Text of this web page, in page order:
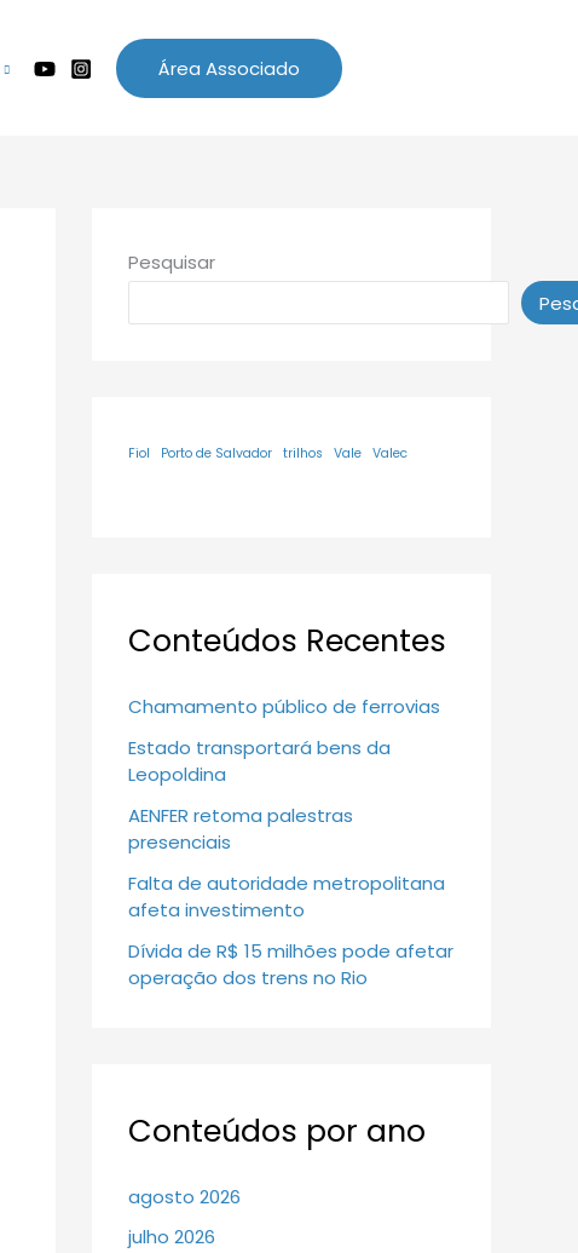
Área Associado
Pesquisar
Fiol Porto de Salvador trilhos Vale Valec
Conteúdos Recentes
Chamamento público de ferrovias
Estado transportará bens da
Leopoldina
AENFER retoma palestras
presenciais
Falta de autoridade metropolitana
afeta investimento
Dívida de R$ 15 milhões pode afetar
operação dos trens no Rio
Conteúdos por ano
agosto 2026
julho 2026